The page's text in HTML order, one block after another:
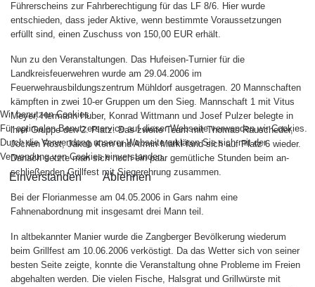
Führerscheins zur Fahrberechtigung für das LF 8/6. Hier wurde
entschieden, dass jeder Aktive, wenn bestimmte Voraussetzungen
erfüllt sind, einen Zuschuss von 150,00 EUR erhält.
Nun zu den Veranstaltungen. Das Hufeisen-Turnier für die
Landkreisfeuerwehren wurde am 29.04.2006 im
Feuerwehrausbildungszentrum Mühldorf ausgetragen. 20 Mannschaften
kämpften in zwei 10-er Gruppen um den Sieg. Mannschaft 1 mit Vitus
Meyer, Hermann Huber, Konrad Wittmann und Josef Pulzer belegte in
ihrer Gruppe den 2. Platz. Das zweite Team mit Thomas Rauscheder,
Jochen Rost, Jakob Kern und Armin Märkl fand sich auf Platz 6 wieder.
Danach setzte man sich noch ein paar gemütliche Stunden beim an-
schließenden Grillfest mit Siegerehrung zusammen.
Bei der Florianmesse am 04.05.2006 in Gars nahm eine
Fahnenabordnung mit insgesamt drei Mann teil.
In altbekannter Manier wurde die Zangberger Bevölkerung wiederum
beim Grillfest am 10.06.2006 verköstigt. Da das Wetter sich von seiner
besten Seite zeigte, konnte die Veranstaltung ohne Probleme im Freien
abgehalten werden. Die vielen Fische, Halsgrat und Grillwürste mit
Wir benutzen Cookies
Für optimalen Benutzerservice auf dieser Webseite verwenden wir Cookies.
Durch die Verwendung unserer Webseite erklären Sie sich mit der
Verwendung von Cookies einverstanden.
Einverstanden Ablehnen